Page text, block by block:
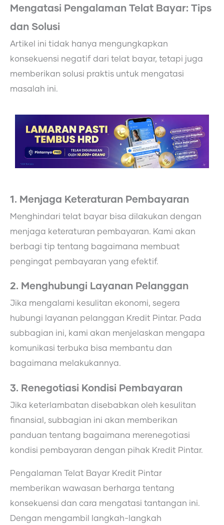
Mengatasi Pengalaman Telat Bayar: Tips
dan Solusi
Artikel ini tidak hanya mengungkapkan
konsekuensi negatif dari telat bayar, tetapi juga
memberikan solusi praktis untuk mengatasi
masalah ini.
1. Menjaga Keteraturan Pembayaran
Menghindari telat bayar bisa dilakukan dengan
menjaga keteraturan pembayaran. Kami akan
berbagi tip tentang bagaimana membuat
pengingat pembayaran yang efektif.
2. Menghubungi Layanan Pelanggan
Jika mengalami kesulitan ekonomi, segera
hubungi layanan pelanggan Kredit Pintar. Pada
subbagian ini, kami akan menjelaskan mengapa
komunikasi terbuka bisa membantu dan
bagaimana melakukannya.
3. Renegotiasi Kondisi Pembayaran
Jika keterlambatan disebabkan oleh kesulitan
finansial, subbagian ini akan memberikan
panduan tentang bagaimana merenegotiasi
kondisi pembayaran dengan pihak Kredit Pintar.
Pengalaman Telat Bayar Kredit Pintar
memberikan wawasan berharga tentang
konsekuensi dan cara mengatasi tantangan ini.
Dengan mengambil langkah-langkah